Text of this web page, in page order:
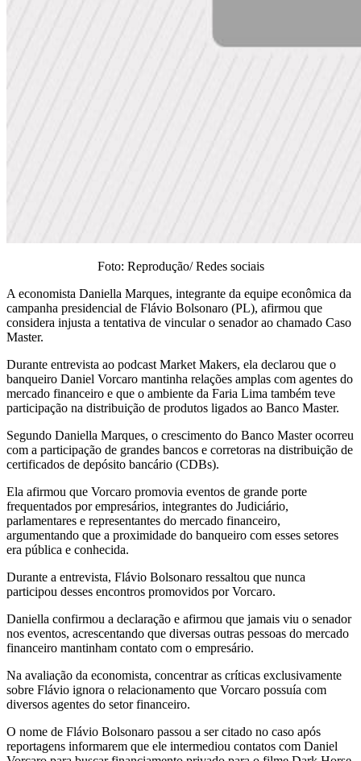
Foto: Reprodução/ Redes sociais
A economista Daniella Marques, integrante da equipe econômica da
campanha presidencial de Flávio Bolsonaro (PL), afirmou que
considera injusta a tentativa de vincular o senador ao chamado Caso
Master.
Durante entrevista ao podcast Market Makers, ela declarou que o
banqueiro Daniel Vorcaro mantinha relações amplas com agentes do
mercado financeiro e que o ambiente da Faria Lima também teve
participação na distribuição de produtos ligados ao Banco Master.
Segundo Daniella Marques, o crescimento do Banco Master ocorreu
com a participação de grandes bancos e corretoras na distribuição de
certificados de depósito bancário (CDBs).
Ela afirmou que Vorcaro promovia eventos de grande porte
frequentados por empresários, integrantes do Judiciário,
parlamentares e representantes do mercado financeiro,
argumentando que a proximidade do banqueiro com esses setores
era pública e conhecida.
Durante a entrevista, Flávio Bolsonaro ressaltou que nunca
participou desses encontros promovidos por Vorcaro.
Daniella confirmou a declaração e afirmou que jamais viu o senador
nos eventos, acrescentando que diversas outras pessoas do mercado
financeiro mantinham contato com o empresário.
Na avaliação da economista, concentrar as críticas exclusivamente
sobre Flávio ignora o relacionamento que Vorcaro possuía com
diversos agentes do setor financeiro.
O nome de Flávio Bolsonaro passou a ser citado no caso após
reportagens informarem que ele intermediou contatos com Daniel